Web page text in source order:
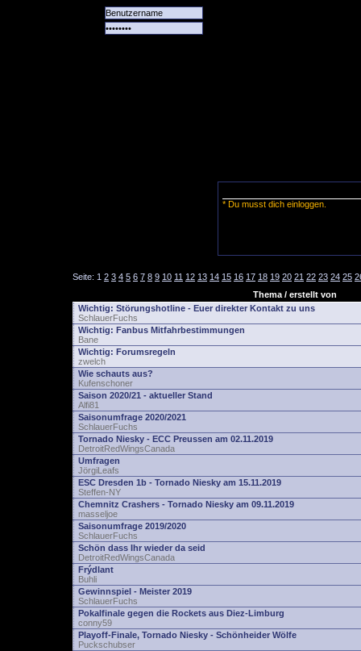
* Du musst dich einloggen.
Seite: 1 2 3 4 5 6 7 8 9 10 11 12 13 14 15 16 17 18 19 20 21 22 23 24 25
Thema / erstellt von
Wichtig: Störungshotline - Euer direkter Kontakt zu uns
SchlauerFuchs
Wichtig: Fanbus Mitfahrbestimmungen
Bane
Wichtig: Forumsregeln
zwelch
Wie schauts aus?
Kufenschoner
Saison 2020/21 - aktueller Stand
Alfi81
Saisonumfrage 2020/2021
SchlauerFuchs
Tornado Niesky - ECC Preussen am 02.11.2019
DetroitRedWingsCanada
Umfragen
JörgiLeafs
ESC Dresden 1b - Tornado Niesky am 15.11.2019
Steffen-NY
Chemnitz Crashers - Tornado Niesky am 09.11.2019
masseljoe
Saisonumfrage 2019/2020
SchlauerFuchs
Schön dass Ihr wieder da seid
DetroitRedWingsCanada
Frýdlant
Buhli
Gewinnspiel - Meister 2019
SchlauerFuchs
Pokalfinale gegen die Rockets aus Diez-Limburg
conny59
Playoff-Finale, Tornado Niesky - Schönheider Wölfe
Puckschubser